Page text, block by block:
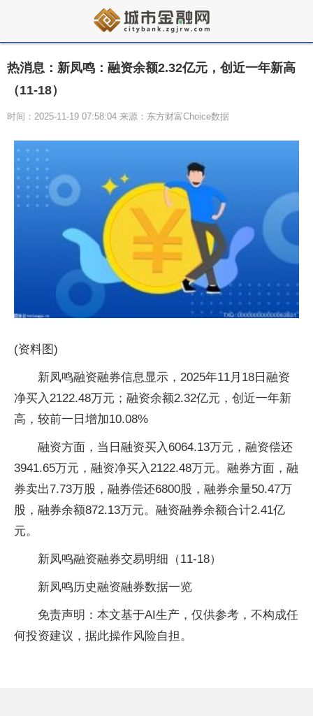
热消息：新凤鸣：融资余额2.32亿元，创近一年新高
（11-18）
时间：2025-11-19 07:58:04 来源：东方财富Choice数据
(资料图)
新凤鸣融资融券信息显示，2025年11月18日融资
净买入2122.48万元；融资余额2.32亿元，创近一年新
高，较前一日增加10.08%
融资方面，当日融资买入6064.13万元，融资偿还
3941.65万元，融资净买入2122.48万元。融券方面，融
券卖出7.73万股，融券偿还6800股，融券余量50.47万
股，融券余额872.13万元。融资融券余额合计2.41亿
元。
新凤鸣融资融券交易明细（11-18）
新凤鸣历史融资融券数据一览
免责声明：本文基于AI生产，仅供参考，不构成任
何投资建议，据此操作风险自担。